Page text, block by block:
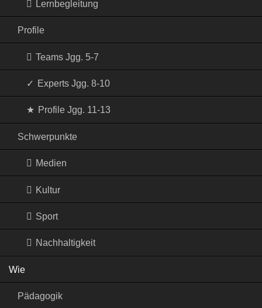
Lernbegleitung
Profile
Teams Jgg. 5-7
Experts Jgg. 8-10
Profile Jgg. 11-13
Schwerpunkte
Medien
Kultur
Sport
Nachhaltigkeit
Wie
Pädagogik